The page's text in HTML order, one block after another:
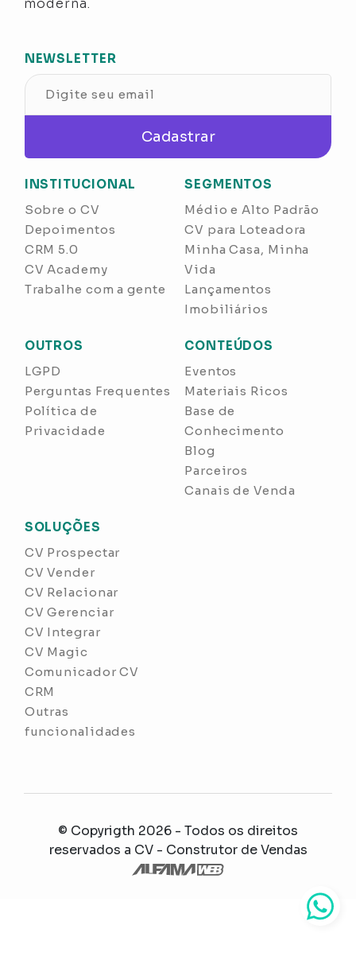
moderna.
INSTITUCIONAL
Sobre o CV
Depoimentos
CRM 5.0
CV Academy
Trabalhe com a gente
SEGMENTOS
Médio e Alto Padrão
CV para Loteadora
Minha Casa, Minha
Vida
Lançamentos
Imobiliários
OUTROS
LGPD
Perguntas Frequentes
Política de
Privacidade
CONTEÚDOS
Eventos
Materiais Ricos
Base de
Conhecimento
Blog
Parceiros
Canais de Venda
SOLUÇÕES
CV Prospectar
CV Vender
CV Relacionar
CV Gerenciar
CV Integrar
CV Magic
Comunicador CV
CRM
Outras
funcionalidades
NEWSLETTER
Cadastrar
© Copyrigth 2026 - Todos os direitos
reservados a CV - Construtor de Vendas